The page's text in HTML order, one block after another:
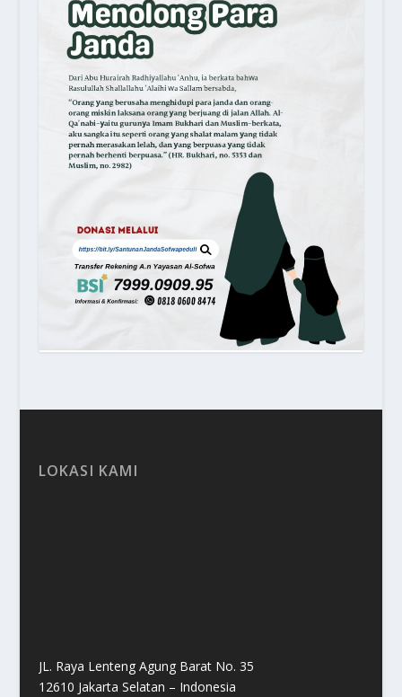
LOKASI KAMI
JL. Raya Lenteng Agung Barat No. 35
12610 Jakarta Selatan – Indonesia